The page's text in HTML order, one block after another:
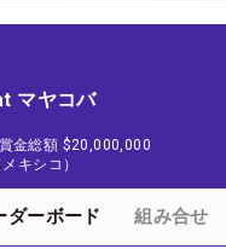
マヤコバ
賞金総額 $20,000,000
キシコ）
ダーボード 組み合せ